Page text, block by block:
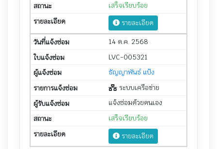
เสร็จเรียบร้อย
รายละเอียด
14 ต.ค. 2568
LVC-005321
ธัญญาพันธ์ แป้ง
ระบบเครือข่าย
แจ้งซ่อมด้วยตนเอง
เสร็จเรียบร้อย
รายละเอียด